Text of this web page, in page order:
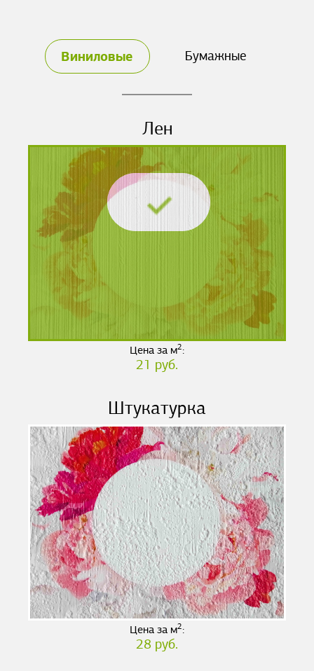
Виниловые Бумажные
Лен
Цена за м2:
21 руб.
Штукатурка
Цена за м2:
28 руб.